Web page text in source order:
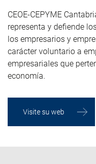
CEOE-CEPYME
representa y defiende
los empresarios y
carácter voluntario a
empresariales que
economía.
Visite su web